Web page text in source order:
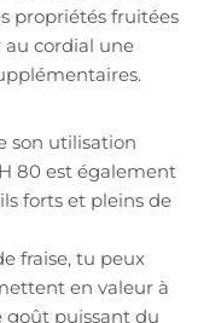
propriétés fruitées
au cordial une
son utilisation
80 est également
forts et pleins de
fraise, tu peux
en valeur à
goût puissant du